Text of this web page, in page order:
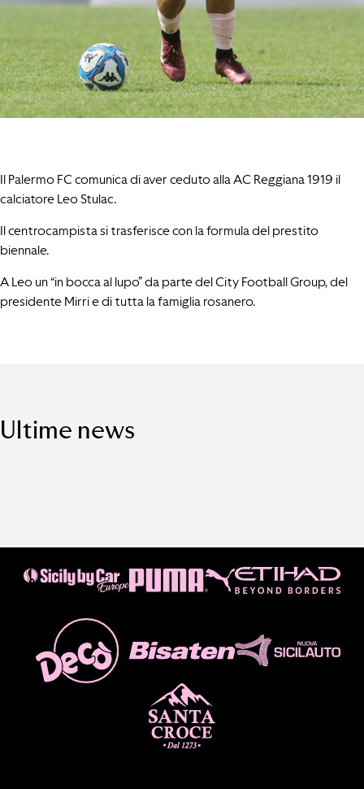
Il Palermo FC comunica di aver ceduto alla AC Reggiana 1919 il
calciatore Leo Stulac.
Il centrocampista si trasferisce con la formula del prestito
biennale.
A Leo un “in bocca al lupo” da parte del City Football Group, del
presidente Mirri e di tutta la famiglia rosanero.
Ultime news